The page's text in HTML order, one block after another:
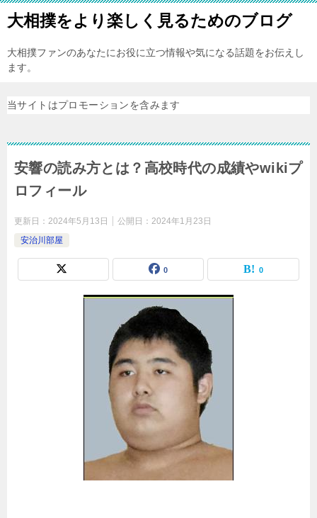
大相撲をより楽しく見るためのブログ
大相撲ファンのあなたにお役に立つ情報や気になる話題をお伝えし
ます。
当サイトはプロモーションを含みます
安響の読み方とは？高校時代の成績やwikiプ
ロフィール
更新日： 2024年5月13日 公開日： 2024年1月23日
安治川部屋
0 0